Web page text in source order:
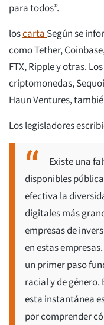
para todos”.
loscartaSegún se
como Tether,
FTX, Ripple y otras.
criptomonedas,
Haun Ventures,
Los legisladores
Existe una
disponibles
efectiva la
digitales más
empresas de
en estas
un primer paso
racial y de género.
esta instantánea
por comprender